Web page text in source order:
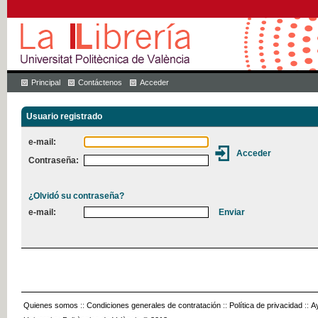
Principal Contáctenos Acceder
Usuario registrado
e-mail:
Contraseña:
¿Olvidó su contraseña?
e-mail:
Quienes somos :: Condiciones generales de contratación :: Política de privacidad ::